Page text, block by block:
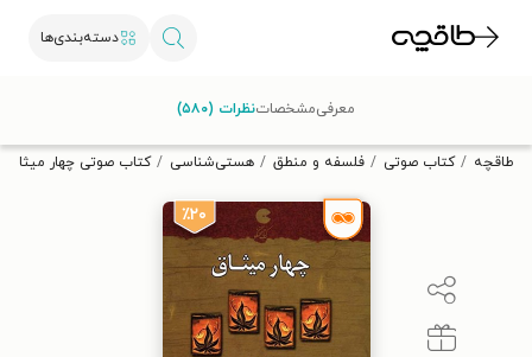
دسته‌بندی‌ها
تخفیف از طاقچه دریافت کن.
طاقچه کتاب صوتی فلسفه و منطق هستی‌شناسی کتاب صوتی چهار میثاق
٪۲۰
معرفیمشخصاتنظرات (۵۸۰)